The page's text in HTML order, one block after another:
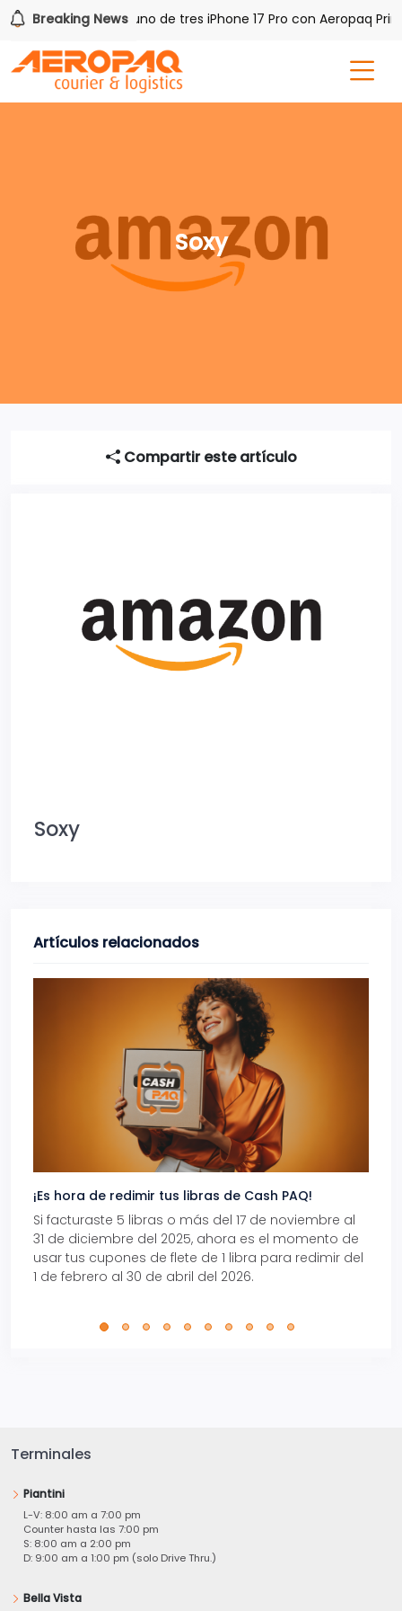
Breaking NewsGana uno de tres iPhone 17 Pro con Aeropaq Prime
Soxy
Compartir este artículo
Soxy
Artículos relacionados
¡Es hora de redimir tus libras de Cash PAQ!
Si facturaste 5 libras o más del 17 de noviembre al
31 de diciembre del 2025, ahora es el momento de
usar tus cupones de flete de 1 libra para redimir del
1 de febrero al 30 de abril del 2026.
Terminales
Piantini
L-V: 8:00 am a 7:00 pm
Counter hasta las 7:00 pm
S: 8:00 am a 2:00 pm
D: 9:00 am a 1:00 pm (solo Drive Thru.)
Bella Vista